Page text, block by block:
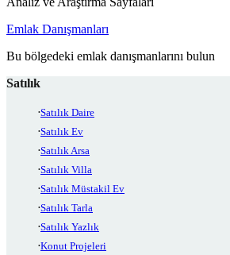
Emlak Danışmanları
Bu bölgedeki emlak danışmanlarını bulun
Satılık
Satılık Daire
Satılık Ev
Satılık Arsa
Satılık Villa
Satılık Müstakil Ev
Satılık Tarla
Satılık Yazlık
Konut Projeleri